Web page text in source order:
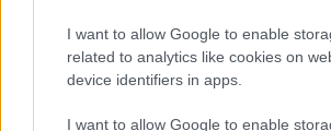
I want to allow Google to enable
related to analytics like cookies on
device identifiers in apps.
I want to allow Google to enable
Forrás:Hirado.hu